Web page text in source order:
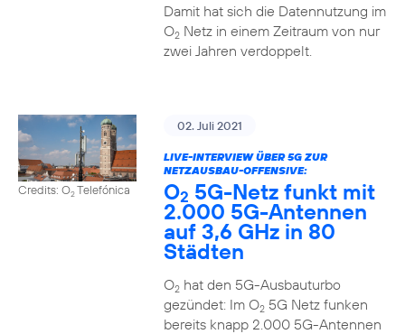
Damit hat sich die Datennutzung im
O2Netz in einem Zeitraum von nur
zwei Jahren verdoppelt.
Credits: O2Telefónica
02. Juli 2021
LIVE-INTERVIEW ÜBER 5G ZUR
NETZAUSBAU-OFFENSIVE:
O2 5G-Netz funkt mit
2.000 5G-Antennen
auf 3,6 GHz in 80
Städten
O2hat den 5G-Ausbauturbo
gezündet: Im O25G Netz funken
bereits knapp 2.000 5G-Antennen